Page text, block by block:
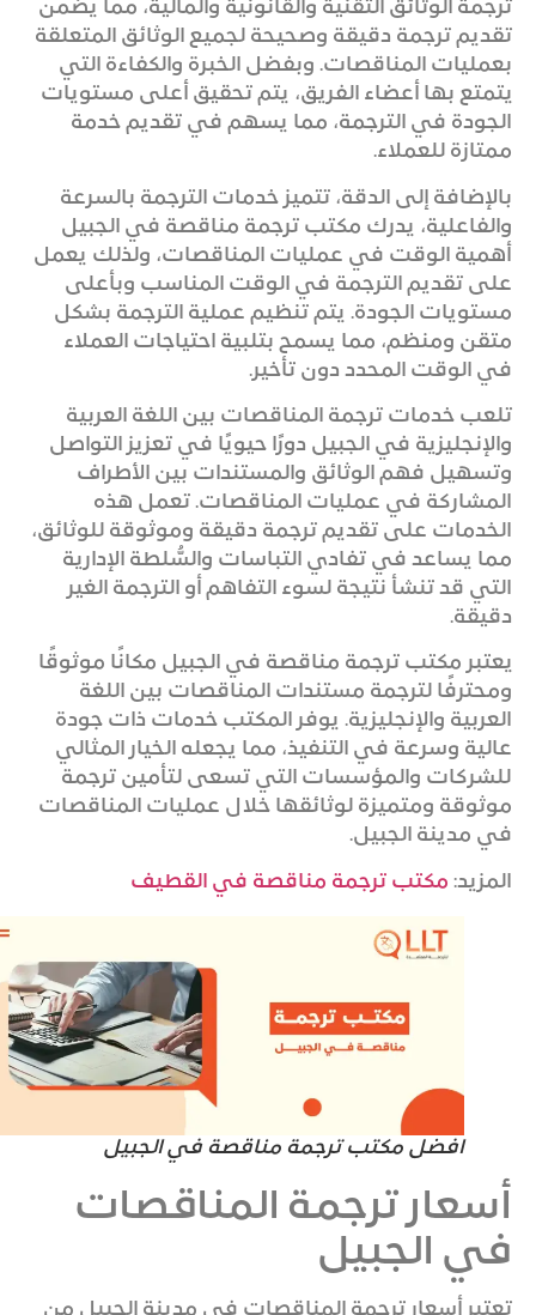
ترجمة الوثائق التقنية والقانونية والمالية، مما يضمن
تقديم ترجمة دقيقة وصحيحة لجميع الوثائق المتعلقة
بعمليات المناقصات. وبفضل الخبرة والكفاءة التي
يتمتع بها أعضاء الفريق، يتم تحقيق أعلى مستويات
الجودة في الترجمة، مما يسهم في تقديم خدمة
ممتازة للعملاء.
بالإضافة إلى الدقة، تتميز خدمات الترجمة بالسرعة
والفاعلية، يدرك مكتب ترجمة مناقصة في الجبيل
أهمية الوقت في عمليات المناقصات، ولذلك يعمل
على تقديم الترجمة في الوقت المناسب وبأعلى
مستويات الجودة. يتم تنظيم عملية الترجمة بشكل
متقن ومنظم، مما يسمح بتلبية احتياجات العملاء
في الوقت المحدد دون تأخير.
تلعب خدمات ترجمة المناقصات بين اللغة العربية
والإنجليزية في الجبيل دورًا حيويًا في تعزيز التواصل
وتسهيل فهم الوثائق والمستندات بين الأطراف
المشاركة في عمليات المناقصات. تعمل هذه
الخدمات على تقديم ترجمة دقيقة وموثوقة للوثائق،
مما يساعد في تفادي التباسات والسُّلطة الإدارية
التي قد تنشأ نتيجة لسوء التفاهم أو الترجمة الغير
دقيقة.
يعتبر مكتب ترجمة مناقصة في الجبيل مكانًا موثوقًا
ومحترفًا لترجمة مستندات المناقصات بين اللغة
العربية والإنجليزية. يوفر المكتب خدمات ذات جودة
عالية وسرعة في التنفيذ، مما يجعله الخيار المثالي
للشركات والمؤسسات التي تسعى لتأمين ترجمة
موثوقة ومتميزة لوثائقها خلال عمليات المناقصات
في مدينة الجبيل.
المزيد:مكتب ترجمة مناقصة في القطيف
افضل مكتب ترجمة مناقصة في الجبيل
أسعار ترجمة المناقصات
في الجبيل
تعتبر أسعار ترجمة المناقصات في مدينة الجبيل من